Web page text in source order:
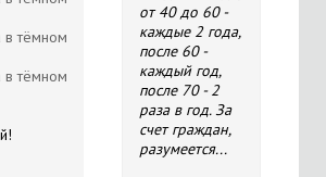
от 40 до 60 -
каждые 2 года,
после 60 -
каждый год,
после 70 - 2
раза в год. За
счет граждан,
разумеется...